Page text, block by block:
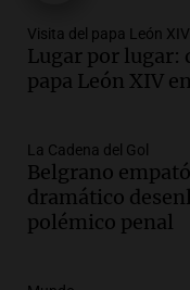
Audio.
ley
Viva la
Audio. Juan
de
reemplazan
La Argentina, hoy
Visita del papa León
Lugar por lugar:
papa León XIV
La Cadena del Gol
Belgrano
dramático
polémico penal